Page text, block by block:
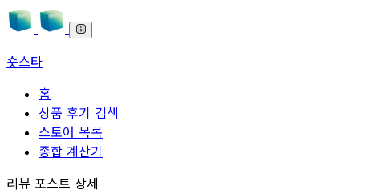
숏스타
홈
상품 후기 검색
스토어 목록
종합 계산기
본문으로 바로가기
리뷰 포스트 상세